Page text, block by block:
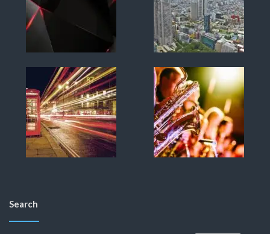
Search